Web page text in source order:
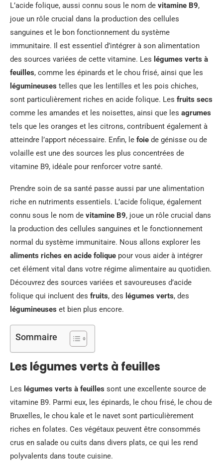
L’acide folique, aussi connu sous le nom de vitamine B9,
joue un rôle crucial dans la production des cellules
sanguines et le bon fonctionnement du système
immunitaire. Il est essentiel d’intégrer à son alimentation
des sources variées de cette vitamine. Les légumes verts à
feuilles, comme les épinards et le chou frisé, ainsi que les
légumineuses telles que les lentilles et les pois chiches,
sont particulièrement riches en acide folique. Les fruits secs
comme les amandes et les noisettes, ainsi que les agrumes
tels que les oranges et les citrons, contribuent également à
atteindre l’apport nécessaire. Enfin, le foie de génisse ou de
volaille est une des sources les plus concentrées de
vitamine B9, idéale pour renforcer votre santé.
Prendre soin de sa santé passe aussi par une alimentation
riche en nutriments essentiels. L’acide folique, également
connu sous le nom de vitamine B9, joue un rôle crucial dans
la production des cellules sanguines et le fonctionnement
normal du système immunitaire. Nous allons explorer les
aliments riches en acide folique pour vous aider à intégrer
cet élément vital dans votre régime alimentaire au quotidien.
Découvrez des sources variées et savoureuses d’acide
folique qui incluent des fruits, des légumes verts, des
légumineuses et bien plus encore.
Sommaire
Les légumes verts à feuilles
Les légumes verts à feuilles sont une excellente source de
vitamine B9. Parmi eux, les épinards, le chou frisé, le chou de
Bruxelles, le chou kale et le navet sont particulièrement
riches en folates. Ces végétaux peuvent être consommés
crus en salade ou cuits dans divers plats, ce qui les rend
polyvalents dans toute cuisine.